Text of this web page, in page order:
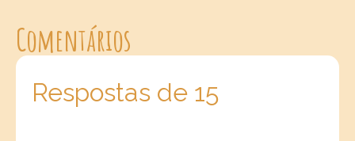
Comentários
Respostas de 15